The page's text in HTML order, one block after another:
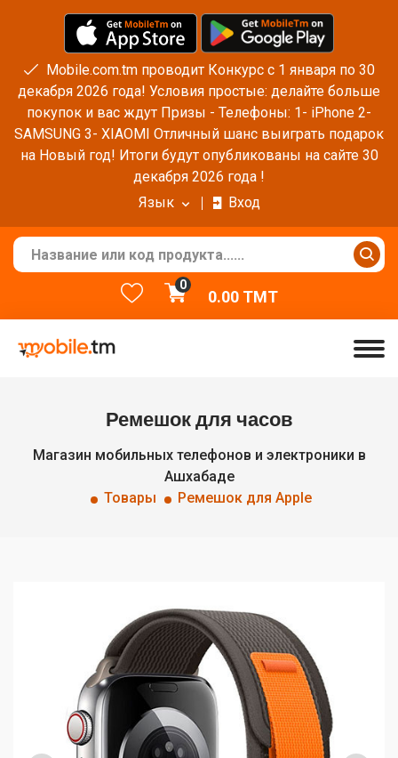
Mobile.com.tm проводит Конкурс с 1 января по 30
декабря 2026 года! Условия простые: делайте больше
покупок и вас ждут Призы - Телефоны: 1- iPhone 2-
SAMSUNG 3- XIAOMI Отличный шанс выиграть подарок
на Новый год! Итоги будут опубликованы на сайте 30
декабря 2026 года !
Язык
Вход
0
0.00TMT
Ремешок для часов
Магазин мобильных телефонов и электроники в
Ашхабаде
Товары
Ремешок для Apple